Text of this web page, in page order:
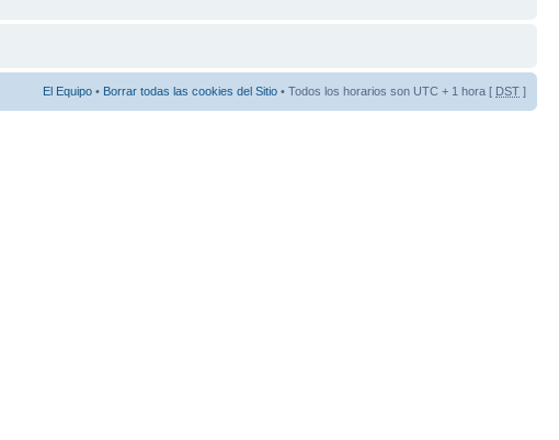
El Equipo • Borrar todas las cookies del Sitio • Todos los horarios son UTC + 1 hora [ DST ]